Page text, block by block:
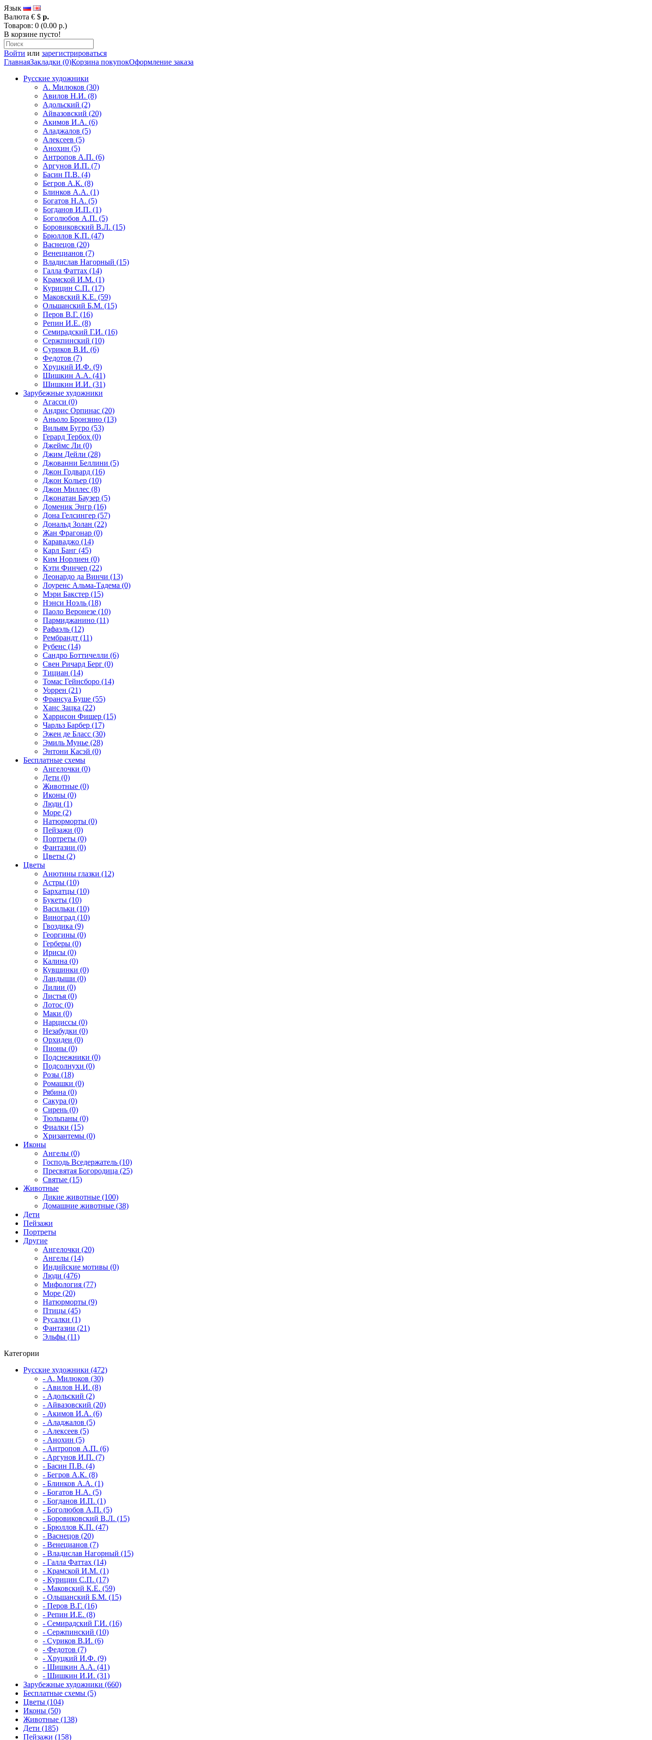
Язык
Валюта € $ р.
Товаров: 0 (0.00 р.)
В корзине пусто!
Войти или зарегистрироваться
ГлавнаяЗакладки (0)Корзина покупокОформление заказа
Русские художники
А. Милюков (30)
Авилов Н.И. (8)
Адольский (2)
Айвазовский (20)
Акимов И.А. (6)
Аладжалов (5)
Алексеев (5)
Анохин (5)
Антропов А.П. (6)
Аргунов И.П. (7)
Басин П.В. (4)
Бегров А.К. (8)
Блинков А.А. (1)
Богатов Н.А. (5)
Богданов И.П. (1)
Боголюбов А.П. (5)
Боровиковский В.Л. (15)
Брюллов К.П. (47)
Васнецов (20)
Венецианов (7)
Владислав Нагорный (15)
Галла Фаттах (14)
Крамской И.М. (1)
Курицин С.П. (17)
Маковский К.Е. (59)
Ольшанский Б.М. (15)
Перов В.Г. (16)
Репин И.Е. (8)
Семирадский Г.И. (16)
Сержпинский (10)
Суриков В.И. (6)
Федотов (7)
Хруцкий И.Ф. (9)
Шишкин А.А. (41)
Шишкин И.И. (31)
Зарубежные художники
Агасси (0)
Андрис Орпинас (20)
Аньоло Бронзино (13)
Вильям Бугро (53)
Герард Тербох (0)
Джеймс Ли (0)
Джим Дейли (28)
Джованни Беллини (5)
Джон Годвард (16)
Джон Кольер (10)
Джон Миллес (8)
Джонатан Баузер (5)
Доменик Энгр (16)
Дона Гелсингер (57)
Дональд Золан (22)
Жан Фрагонар (0)
Караваджо (14)
Карл Банг (45)
Ким Норлиен (0)
Кэти Финчер (22)
Леонардо да Винчи (13)
Лоуренс Альма-Тадема (0)
Мэри Бакстер (15)
Нэнси Ноэль (18)
Паоло Веронезе (10)
Пармиджанино (11)
Рафаэль (12)
Рембрандт (11)
Рубенс (14)
Сандро Боттичелли (6)
Свен Ричард Берг (0)
Тициан (14)
Томас Гейнсборо (14)
Уоррен (21)
Франсуа Буше (55)
Ханс Зацка (22)
Харрисон Фишер (15)
Чарльз Барбер (17)
Эжен де Бласс (30)
Эмиль Мунье (28)
Энтони Касэй (0)
Бесплатные схемы
Ангелочки (0)
Дети (0)
Животные (0)
Иконы (0)
Люди (1)
Море (2)
Натюрморты (0)
Пейзажи (0)
Портреты (0)
Фантазии (0)
Цветы (2)
Цветы
Анютины глазки (12)
Астры (10)
Бархатцы (10)
Букеты (10)
Васильки (10)
Виноград (10)
Гвоздика (9)
Георгины (0)
Герберы (0)
Ирисы (0)
Калина (0)
Кувшинки (0)
Ландыши (0)
Лилии (0)
Листья (0)
Лотос (0)
Маки (0)
Нарциссы (0)
Незабудки (0)
Орхидеи (0)
Пионы (0)
Подснежники (0)
Подсолнухи (0)
Розы (18)
Ромашки (0)
Рябина (0)
Сакура (0)
Сирень (0)
Тюльпаны (0)
Фиалки (15)
Хризантемы (0)
Иконы
Ангелы (0)
Господь Вседержатель (10)
Пресвятая Богородица (25)
Святые (15)
Животные
Дикие животные (100)
Домашние животные (38)
Дети
Пейзажи
Портреты
Другие
Ангелочки (20)
Ангелы (14)
Индийские мотивы (0)
Люди (476)
Мифология (77)
Море (20)
Натюрморты (9)
Птицы (45)
Русалки (1)
Фантазии (21)
Эльфы (11)
Категории
Русские художники (472)
- А. Милюков (30)
- Авилов Н.И. (8)
- Адольский (2)
- Айвазовский (20)
- Акимов И.А. (6)
- Аладжалов (5)
- Алексеев (5)
- Анохин (5)
- Антропов А.П. (6)
- Аргунов И.П. (7)
- Басин П.В. (4)
- Бегров А.К. (8)
- Блинков А.А. (1)
- Богатов Н.А. (5)
- Богданов И.П. (1)
- Боголюбов А.П. (5)
- Боровиковский В.Л. (15)
- Брюллов К.П. (47)
- Васнецов (20)
- Венецианов (7)
- Владислав Нагорный (15)
- Галла Фаттах (14)
- Крамской И.М. (1)
- Курицин С.П. (17)
- Маковский К.Е. (59)
- Ольшанский Б.М. (15)
- Перов В.Г. (16)
- Репин И.Е. (8)
- Семирадский Г.И. (16)
- Сержпинский (10)
- Суриков В.И. (6)
- Федотов (7)
- Хруцкий И.Ф. (9)
- Шишкин А.А. (41)
- Шишкин И.И. (31)
Зарубежные художники (660)
Бесплатные схемы (5)
Цветы (104)
Иконы (50)
Животные (138)
Дети (185)
Пейзажи (158)